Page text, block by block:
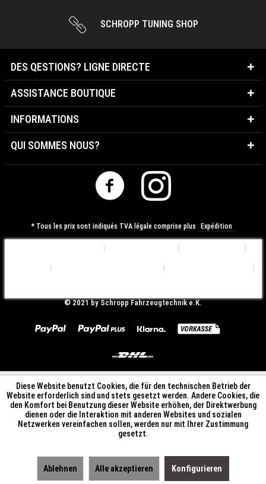
SCHROPP TUNING SHOP
DES QESTIONS? LIGNE DIRECTE
ASSISTANCE BOUTIQUE
INFORMATIONS
QUI SOMMES NOUS?
* Tous les prix sont indiqués TVA légale comprise plus Expédition
© ​2021 by Schropp Fahrzeugtechnik e.K.
Diese Website benutzt Cookies, die für den technischen Betrieb der
Website erforderlich sind und stets gesetzt werden. Andere Cookies, die
den Komfort bei Benutzung dieser Website erhöhen, der Direktwerbung
dienen oder die Interaktion mit anderen Websites und sozialen
Netzwerken vereinfachen sollen, werden nur mit Ihrer Zustimmung
gesetzt.
Ablehnen Alle akzeptieren Konfigurieren